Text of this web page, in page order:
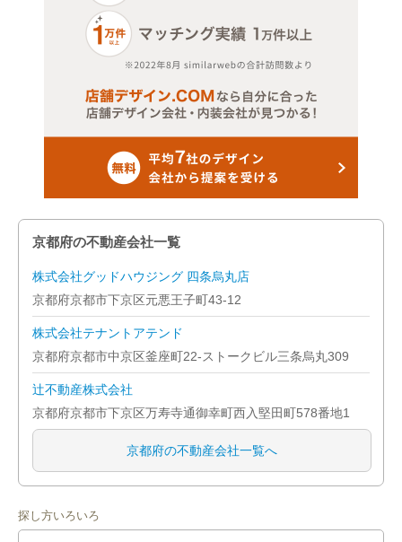
京都府の不動産会社一覧
株式会社グッドハウジング 四条烏丸店
京都府京都市下京区元悪王子町43-12
株式会社テナントアテンド
京都府京都市中京区釜座町22-ストークビル三条烏丸309
辻不動産株式会社
京都府京都市下京区万寿寺通御幸町西入堅田町578番地1
京都府の不動産会社一覧へ
探し方いろいろ